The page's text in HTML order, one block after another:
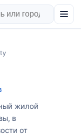
жилой
в
от